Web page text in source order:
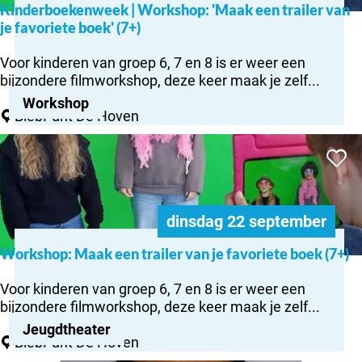
e
m
l
e
‘
W
a
i
k
h
o
r
!
K
i
n
d
e
r
b
o
e
n
w
e
k
|
o
Kinderboekenweek | Workshop: 'Maak een trailer van
je favoriete boek' (7+)
Voor kinderen van groep 6, 7 en 8 is er weer een
bijzondere filmworkshop, deze keer maak je zelf...
BiebPunt De Hoven
Workshop:
Maak een
trailer van
je
favoriete
boek (7+)
W
o
r
k
s
h
Workshop: Maak een trailer van je favoriete boek (7+)
dinsdag 22 september
Voor kinderen van groep 6, 7 en 8 is er weer een
bijzondere filmworkshop, deze keer maak je zelf...
BiebPunt De Hoven
Workshop
Voeg
Jeugdtheater